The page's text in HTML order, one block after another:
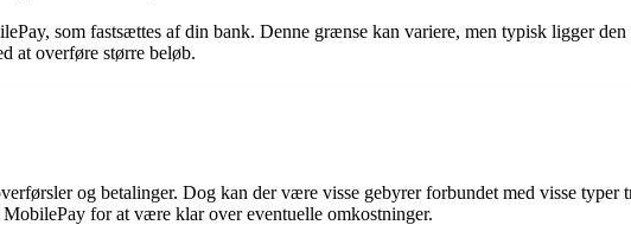
som fastsættes af din bank. Denne grænse kan variere, men typisk ligger
at overføre større beløb.
og betalinger. Dog kan der være visse gebyrer forbundet med visse
for at være klar over eventuelle omkostninger.